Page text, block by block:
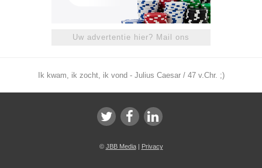
Uw advertentie hier? Mail ons
Ik kwam, ik zocht, ik vond - Julius Caesar / 47 v.Chr. ;)
© JBB Media| Privacy